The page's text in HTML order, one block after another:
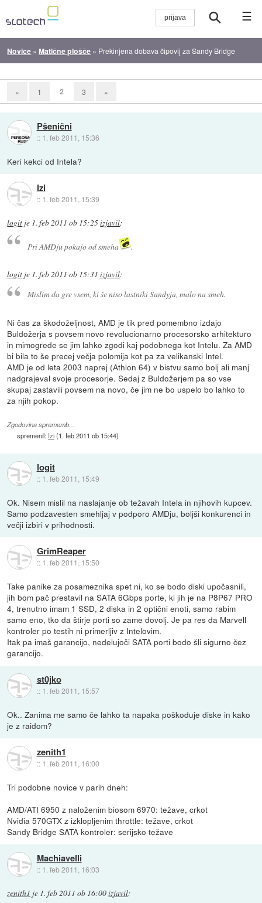
☰
Novice »Matične plošče » Prekinjena dobava čipovij za Sandy Bridge
« 1 2 3 »
Pšenični
:: 1. feb 2011, 15:36
Keri kekci od Intela?
Izi
:: 1. feb 2011, 15:39
logit je 1. feb 2011 ob 15:25izjavil:
Pri AMDju pokajo od smeha .
logit je 1. feb 2011 ob 15:31 izjavil:
Mislim da gre vsem, ki še niso lastniki Sandyja, malo na smeh.
Ni čas za škodoželjnost, AMD je tik pred pomembno izdajo
Buldožerja s povsem novo revolucionarno procesorsko arhitekturo
in mimogrede se jim lahko zgodi kaj podobnega kot Intelu. Za AMD
bi bila to še precej večja polomija kot pa za velikanski Intel.
AMD je od leta 2003 naprej (Athlon 64) v bistvu samo bolj ali manj
nadgrajeval svoje procesorje. Sedaj z Buldožerjem pa so vse
skupaj zastavili povsem na novo, če jim ne bo uspelo bo lahko to
za njih pokop.
Zgodovina sprememb…
spremenil: Izi(1. feb 2011 ob 15:44)
logit
:: 1. feb 2011, 15:49
Ok. Nisem mislil na naslajanje ob težavah Intela in njihovih kupcev.
Samo podzavesten smehljaj v podporo AMDju, boljši konkurenci in
večji izbiri v prihodnosti.
GrimReaper
:: 1. feb 2011, 15:50
Take panike za posameznika spet ni, ko se bodo diski upočasnili,
jih bom pač prestavil na SATA 6Gbps porte, ki jih je na P8P67 PRO
4, trenutno imam 1 SSD, 2 diska in 2 optični enoti, samo rabim
samo eno, tko da štirje porti so zame dovolj. Je pa res da Marvell
kontroler po testih ni primerljiv z Intelovim.
Itak pa imaš garancijo, nedelujoči SATA porti bodo šli sigurno čez
garancijo.
st0jko
:: 1. feb 2011, 15:57
Ok.. Zanima me samo če lahko ta napaka poškoduje diske in kako
je z raidom?
zenith1
:: 1. feb 2011, 16:00
Tri podobne novice v parih dneh:
AMD/ATI 6950 z naloženim biosom 6970: težave, crkot
Nvidia 570GTX z izklopljenim throttle: težave, crkot
Sandy Bridge SATA kontroler: serijsko težave
Machiavelli
:: 1. feb 2011, 16:03
zenith1 je 1. feb 2011 ob 16:00izjavil: